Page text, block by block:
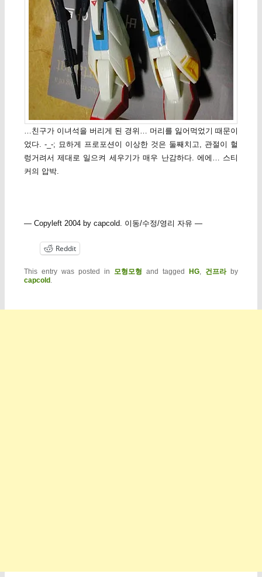
…친구가 이녀석을 버리게 된 경위… 머리를 잃어먹었기 때문이
었다. -_-; 묘하게 프로포션이 이상한 것은 둘째치고, 관절이 헐
렁거려서 제대로 일으켜 세우기가 매우 난감하다. 에에… 스티
커의 압박.
— Copyleft 2004 by capcold. 이동/수정/영리 자유 —
Reddit
This entry was posted in 모형모형 and taggedHG 건프라by
capcold.